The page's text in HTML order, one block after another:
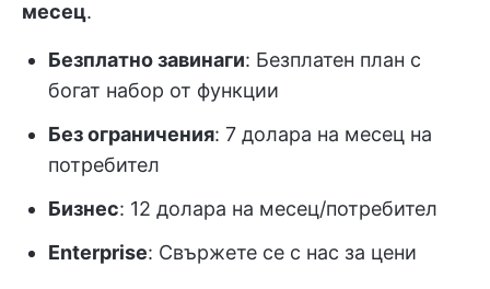
месец.
Безплатно завинаги: Безплатен план с
богат набор от функции
Без ограничения: 7 долара на месец на
потребител
Бизнес: 12 долара на месец/потребител
Enterprise: Свържете се с нас за цени